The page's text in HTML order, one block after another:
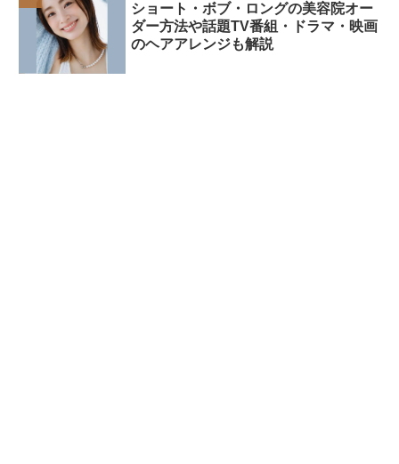
ショート・ボブ・ロングの美容院オー
ダー方法や話題TV番組・ドラマ・映画
のヘアアレンジも解説